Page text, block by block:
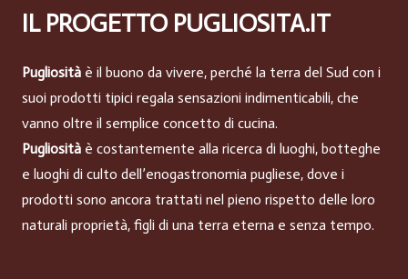
IL PROGETTO PUGLIOSITA.IT
Pugliosità è il buono da vivere, perché la terra del Sud con i
suoi prodotti tipici regala sensazioni indimenticabili, che
vanno oltre il semplice concetto di cucina.
Pugliosità è costantemente alla ricerca di luoghi, botteghe
e luoghi di culto dell’enogastronomia pugliese, dove i
prodotti sono ancora trattati nel pieno rispetto delle loro
naturali proprietà, figli di una terra eterna e senza tempo.